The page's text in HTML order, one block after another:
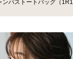
パストートバッグ（